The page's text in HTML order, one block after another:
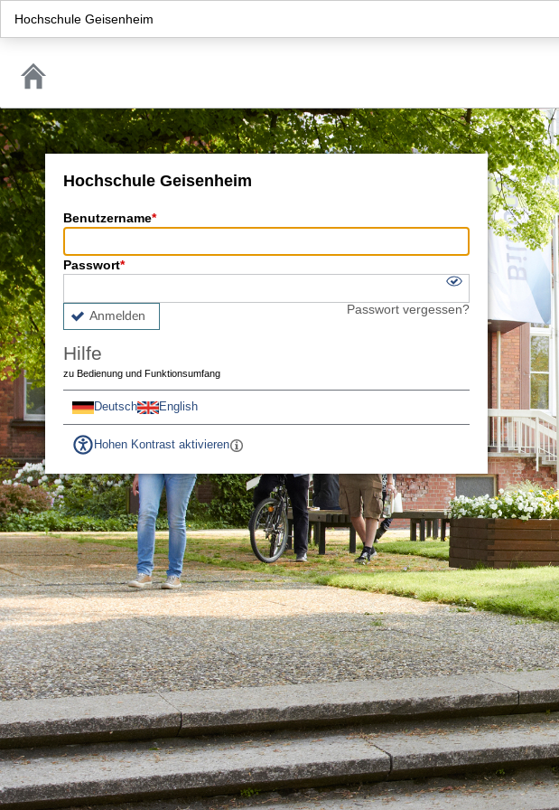
Hochschule Geisenheim
Hochschule Geisenheim
Benutzername
Passwort
Anmelden Passwort vergessen?
Hilfe
zu Bedienung und Funktionsumfang
Deutsch English
Hohen Kontrast aktivieren